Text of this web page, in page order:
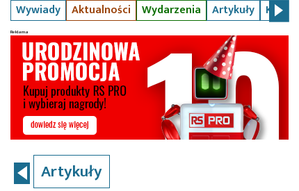
Wywiady Aktualności Wydarzenia Artykuły Kursy
Artykuły